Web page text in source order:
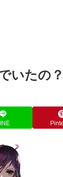
いたの